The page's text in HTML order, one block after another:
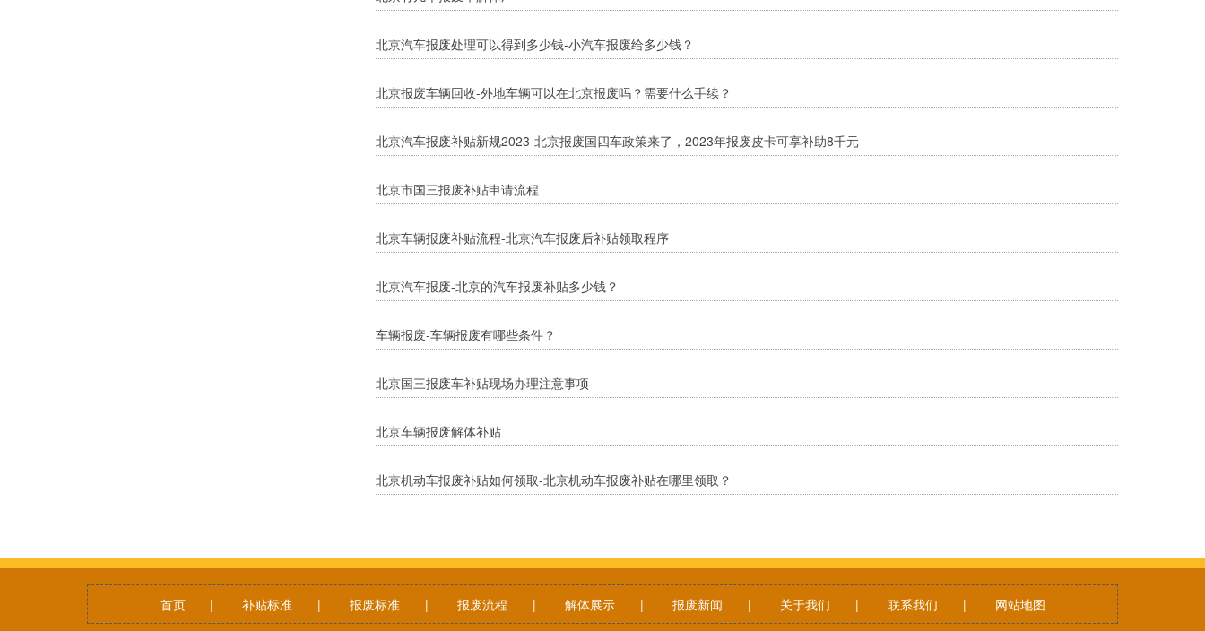
北京汽车报废处理可以得到多少钱-小汽车报废给多少钱？
北京报废车辆回收-外地车辆可以在北京报废吗？需要什么手续？
北京汽车报废补贴新规2023-北京报废国四车政策来了，2023年报废皮卡可享补助8千元
北京市国三报废补贴申请流程
北京车辆报废补贴流程-北京汽车报废后补贴领取程序
北京汽车报废-北京的汽车报废补贴多少钱？
车辆报废-车辆报废有哪些条件？
北京国三报废车补贴现场办理注意事项
北京车辆报废解体补贴
北京机动车报废补贴如何领取-北京机动车报废补贴在哪里领取？
首页 | 补贴标准 | 报废标准 | 报废流程 | 解体展示 | 报废新闻 | 关于我们 | 联系我们 | 网站地图